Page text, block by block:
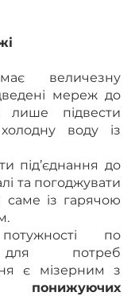
величезну
мереж до
лише підвести
воду із
під’єднання до
та погоджувати
саме із гарячою
по
для потреб
понижуючих